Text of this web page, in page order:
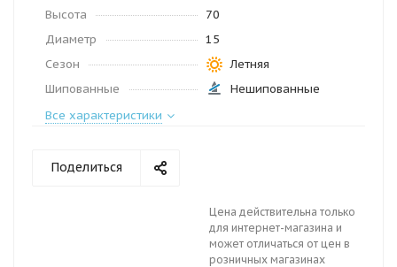
Высота
70
Диаметр
15
Сезон
Летняя
Шипованные
Нешипованные
Все характеристики
Поделиться
Цена действительна только
для интернет-магазина и
может отличаться от цен в
розничных магазинах